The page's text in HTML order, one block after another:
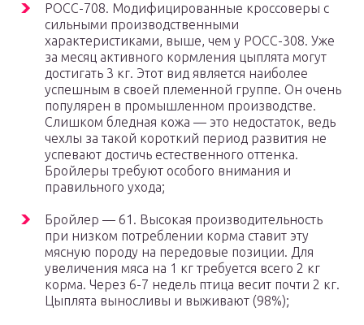
РОСС-708. Модифицированные кроссоверы с
сильными производственными
характеристиками, выше, чем у РОСС-308. Уже
за месяц активного кормления цыплята могут
достигать 3 кг. Этот вид является наиболее
успешным в своей племенной группе. Он очень
популярен в промышленном производстве.
Слишком бледная кожа — это недостаток, ведь
чехлы за такой короткий период развития не
успевают достичь естественного оттенка.
Бройлеры требуют особого внимания и
правильного ухода;
Бройлер — 61. Высокая производительность
при низком потреблении корма ставит эту
мясную породу на передовые позиции. Для
увеличения мяса на 1 кг требуется всего 2 кг
корма. Через 6-7 недель птица весит почти 2 кг.
Цыплята выносливы и выживают (98%);